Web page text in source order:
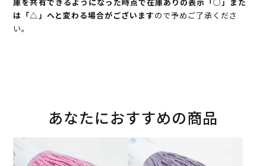
は「△」へと変わる場合がございますので予めご了承くださ
い。
あなたにおすすめの商品